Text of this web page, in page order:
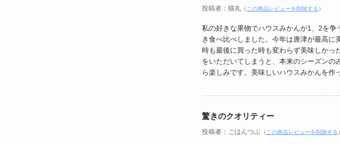
投稿者：猫丸（ この商品レビューを削除する ）
私の好きな果物でハウスみかんが1、2を
き食べ比べしました。今年は唐津が最高
時も最後に買った時も変わらず美味しかっ
をいただいてしまうと、本来のシーズン
ら楽しみです。美味しいハウスみかんを作
驚きのクオリティー
投稿者：ごはんつぶ（ この商品レビューを削除する ）